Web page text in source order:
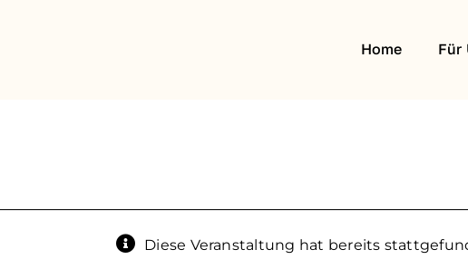
Home Für
Diese Veranstaltung hat bereits